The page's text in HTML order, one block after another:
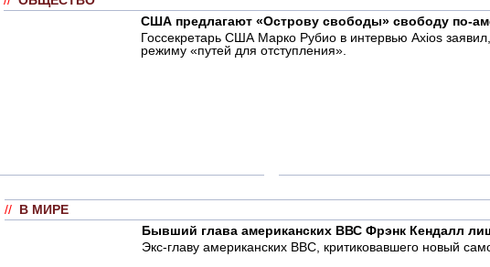
США предлагают «Острову свободы» свободу по-
Госсекретарь США Марко Рубио в интервью Axios
режиму «путей для отступления».
// В МИРЕ
Бывший глава американских ВВС Фрэнк Кендалл
Экс-главу американских ВВС, критиковавшего новый